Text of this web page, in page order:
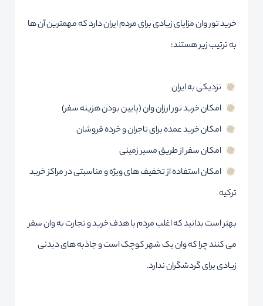
خرید تور وان مزایای زیادی برای مردم ایران دارد که مهمترین آن ها
به ترتیب زیر هستند:
نزدیکی به ایران
امکان خرید تور ارزان وان (پایین بودن هزینه سفر)
امکان خرید عمده برای تاجران و خرده فروشان
امکان سفر از طریق مسیر زمینی
امکان استفاده از تخفیف های ویژه و مناسبتی در مراکز خرید
ترکیه
بهتر است بدانید که اغلب مردم با هدف خرید و تجارت به وان سفر
می کنند چرا که وان یک شهر کوچک است و جاذبه های دیدنی
زیادی برای گردشگران ندارد.